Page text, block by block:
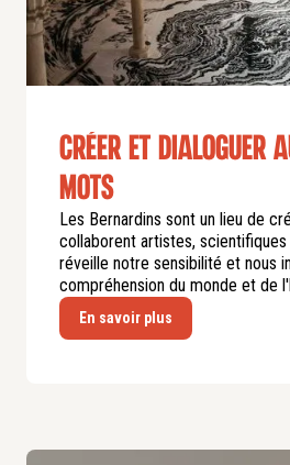
Créer et dialoguer
mots
Les Bernardins sont un lieu de
collaborent artistes,
réveille notre sensibilité et nous
compréhension du monde et de
En savoir plus